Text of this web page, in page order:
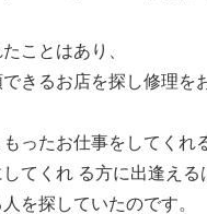
ことはあり、
きるお店を探し修理を
ったお仕事をしてくれ
てくれ る方に出逢える
を探していたのです。